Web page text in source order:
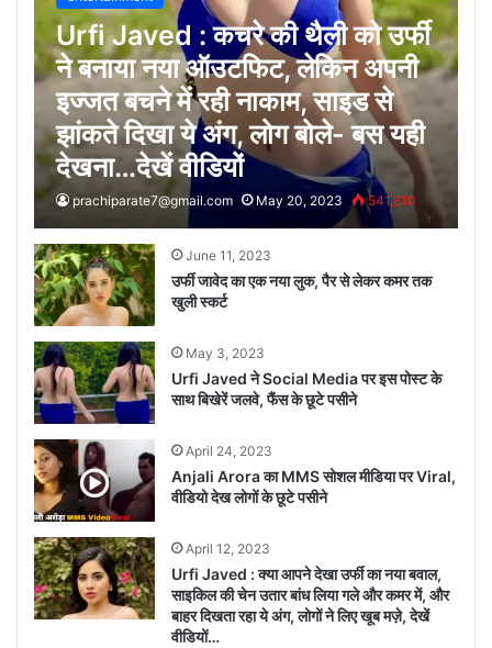
Urfi Javed : कचरे की थैली को उर्फी
ने बनाया नया ऑउटफिट, लेकिन अपनी
इज्जत बचने में रही नाकाम, साइड से
झांकते दिखा ये अंग, लोग बोले- बस यही
देखना…देखें वीडियों
prachiparate7@gmail.com May 20, 2023 541,810
June 11, 2023
उर्फी जावेद का एक नया लुक, पैर से लेकर कमर तक
खुली स्कर्ट
May 3, 2023
Urfi Javed ने Social Media पर इस पोस्ट के
साथ बिखेरें जलवे, फैंस के छूटे पसीने
April 24, 2023
Anjali Arora का MMS सोशल मीडिया पर Viral,
वीडियो देख लोगों के छूटे पसीने
April 12, 2023
Urfi Javed : क्या आपने देखा उर्फी का नया बवाल,
साइकिल की चेन उतार बांध लिया गले और कमर में, और
बाहर दिखता रहा ये अंग, लोगों ने लिए खूब मज़े, देखें
वीडियों…